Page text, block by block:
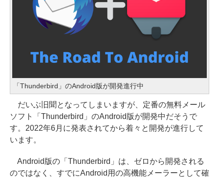
「Thunderbird」のAndroid版が開発進行中
だいぶ旧聞となってしまいますが、定番の無料メール
ソフト「Thunderbird」のAndroid版が開発中だそうで
す。2022年6月に発表されてから着々と開発が進行して
います。
Android版の「Thunderbird」は、ゼロから開発される
のではなく、すでにAndroid用の高機能メーラーとして確